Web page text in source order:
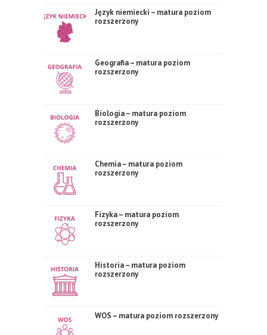
Język niemiecki – matura poziom
rozszerzony
Geografia – matura poziom
rozszerzony
Biologia – matura poziom
rozszerzony
Chemia – matura poziom
rozszerzony
Fizyka – matura poziom
rozszerzony
Historia – matura poziom
rozszerzony
WOS – matura poziom rozszerzony